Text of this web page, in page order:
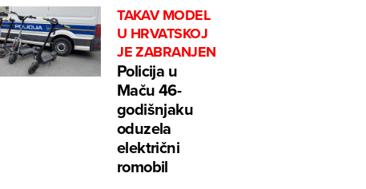
TAKAV MODEL
U HRVATSKOJ
JE ZABRANJEN
Policija u
Maču 46-
godišnjaku
oduzela
električni
romobil